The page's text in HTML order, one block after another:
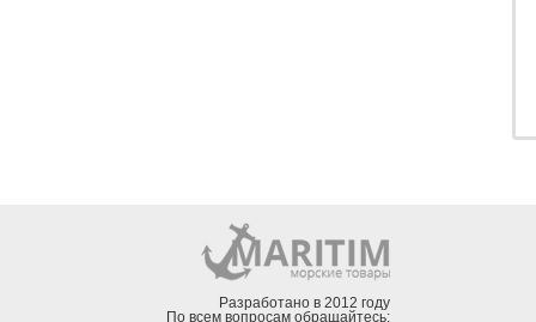
Разработано в 2012 году
По всем вопросам обращайтесь: